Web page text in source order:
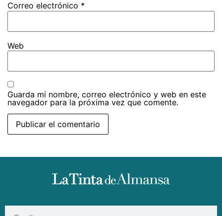
Correo electrónico *
Web
Guarda mi nombre, correo electrónico y web en este
navegador para la próxima vez que comente.